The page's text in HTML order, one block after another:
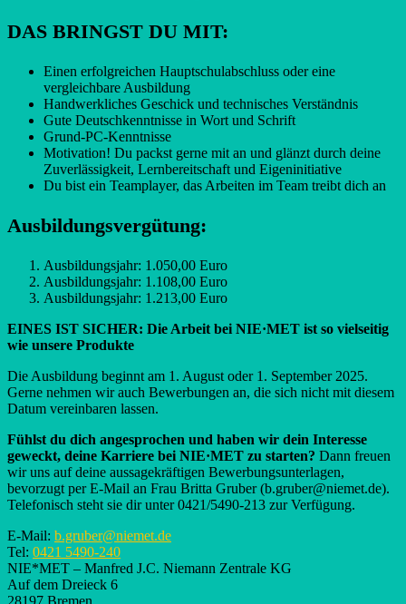
DAS BRINGST DU MIT:
Einen erfolgreichen Hauptschulabschluss oder eine
vergleichbare Ausbildung
Handwerkliches Geschick und technisches Verständnis
Gute Deutschkenntnisse in Wort und Schrift
Grund-PC-Kenntnisse
Motivation! Du packst gerne mit an und glänzt durch deine
Zuverlässigkeit, Lernbereitschaft und Eigeninitiative
Du bist ein Teamplayer, das Arbeiten im Team treibt dich an
Ausbildungsvergütung:
Ausbildungsjahr: 1.050,00 Euro
Ausbildungsjahr: 1.108,00 Euro
Ausbildungsjahr: 1.213,00 Euro
EINES IST SICHER: Die Arbeit bei NIE·MET ist so vielseitig
wie unsere Produkte
Die Ausbildung beginnt am 1. August oder 1. September 2025.
Gerne nehmen wir auch Bewerbungen an, die sich nicht mit diesem
Datum vereinbaren lassen.
Fühlst du dich angesprochen und haben wir dein Interesse
geweckt, deine Karriere bei NIE·MET zu starten? Dann freuen
wir uns auf deine aussagekräftigen Bewerbungsunterlagen,
bevorzugt per E-Mail an Frau Britta Gruber (b.gruber@niemet.de).
Telefonisch steht sie dir unter 0421/5490-213 zur Verfügung.
E-Mail: b.gruber@niemet.de
Tel: 0421 5490-240
NIE*MET – Manfred J.C. Niemann Zentrale KG
Auf dem Dreieck 6
28197 Bremen